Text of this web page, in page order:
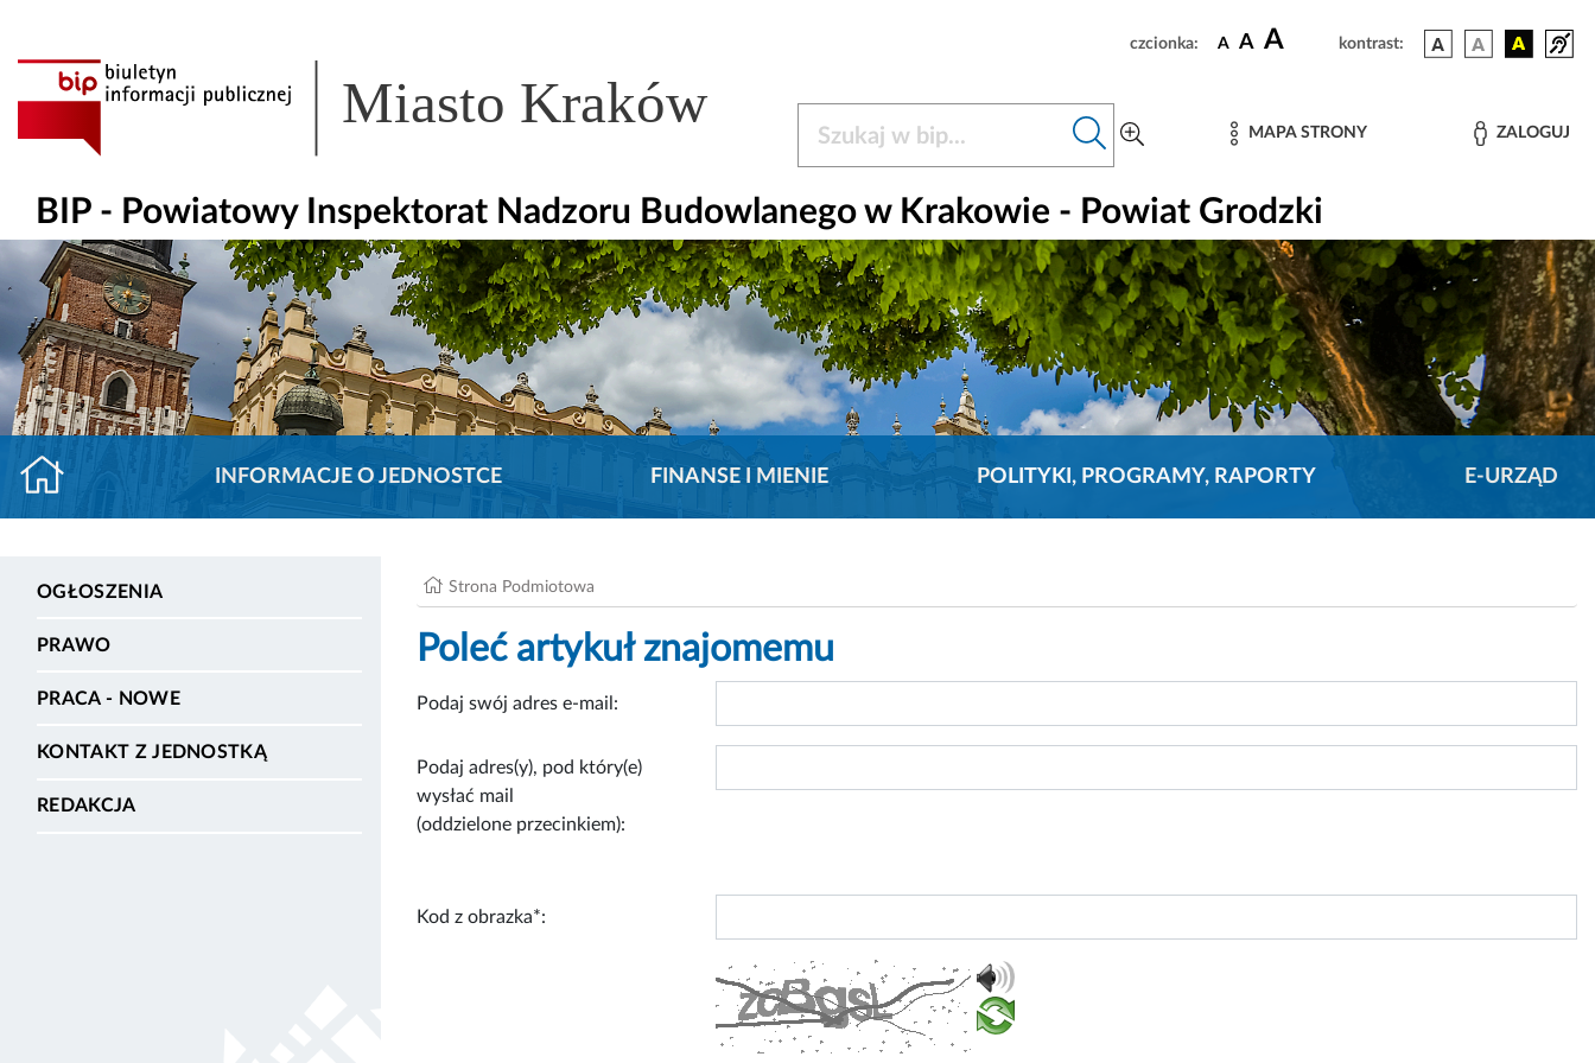
czcionka: A A A kontrast:
Miasto Kraków MAPA STRONY ZALOGUJ
BIP - Powiatowy Inspektorat Nadzoru Budowlanego w Krakowie - Powiat Grodzki
INFORMACJE O JEDNOSTCE FINANSE I MIENIE POLITYKI, PROGRAMY, RAPORTY E-URZĄD
OGŁOSZENIA
PRAWO
PRACA - NOWE
KONTAKT Z JEDNOSTKĄ
REDAKCJA
Strona Podmiotowa
Poleć artykuł znajomemu
Podaj swój adres e-mail:
Podaj adres(y), pod który(e)
wysłać mail
(oddzielone przecinkiem):
Kod z obrazka*: